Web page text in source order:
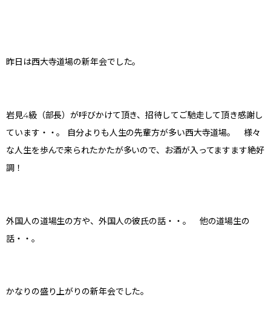
昨日は西大寺道場の新年会でした。
岩見4級（部長）が呼びかけて頂き、招待してご馳走して頂き感謝し
ています・・。 自分よりも人生の先輩方が多い西大寺道場。 様々
な人生を歩んで来られたかたが多いので、お酒が入ってますます絶好
調！
外国人の道場生の方や、外国人の彼氏の話・・。 他の道場生の
話・・。
かなりの盛り上がりの新年会でした。